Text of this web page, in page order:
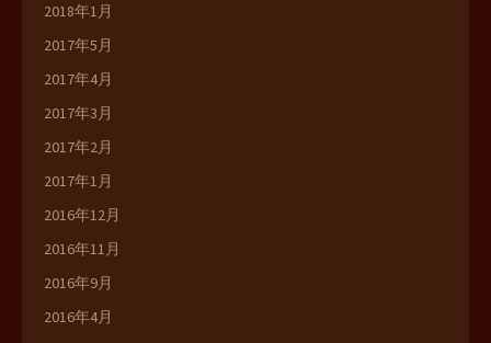
2018年1月
2017年5月
2017年4月
2017年3月
2017年2月
2017年1月
2016年12月
2016年11月
2016年9月
2016年4月